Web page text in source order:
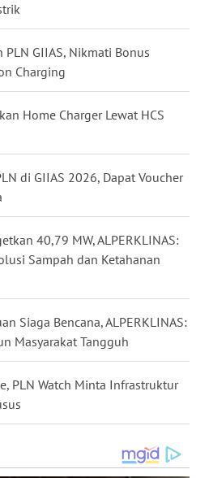
GIIAS, Nikmati Bonus
Charging
Home Charger Lewat HCS
di GIIAS 2026, Dapat Voucher
40,79 MW, ALPERKLINAS:
Sampah dan Ketahanan
Siaga Bencana, ALPERKLINAS:
Masyarakat Tangguh
PLN Watch Minta Infrastruktur